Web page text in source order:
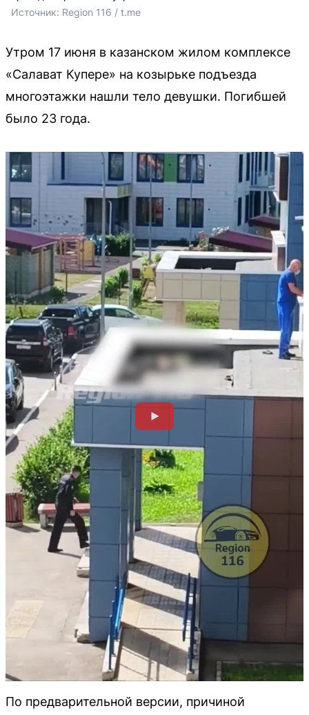
Источник: Region 116 / t.me
Утром 17 июня в казанском жилом комплексе
«Салават Купере» на козырьке подъезда
многоэтажки нашли тело девушки. Погибшей
было 23 года.
По предварительной версии, причиной